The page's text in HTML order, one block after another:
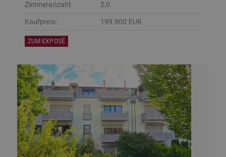
Zimmeranzahl: 2,0
Kaufpreis: 199.900 EUR
ZUM EXPOSÉ